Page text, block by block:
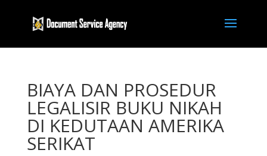
BIAYA DAN PROSEDUR
LEGALISIR BUKU NIKAH
DI KEDUTAAN AMERIKA
SERIKAT